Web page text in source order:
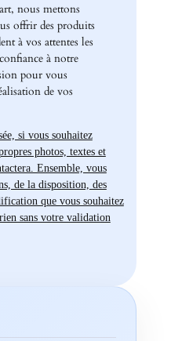
nous mettons
offrir des produits
à vos attentes les
à notre
pour vous
de vos
si vous souhaitez
photos, textes et
Ensemble, vous
de la disposition, des
que vous souhaitez
sans votre validation